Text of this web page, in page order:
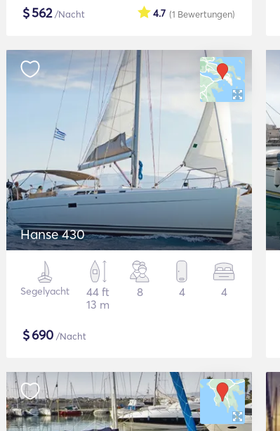
$562/Nacht (1 Bewertungen)
4.7
Hanse 430
Segelyacht
44 ft
13 m
8 4 4
$690 /Nacht